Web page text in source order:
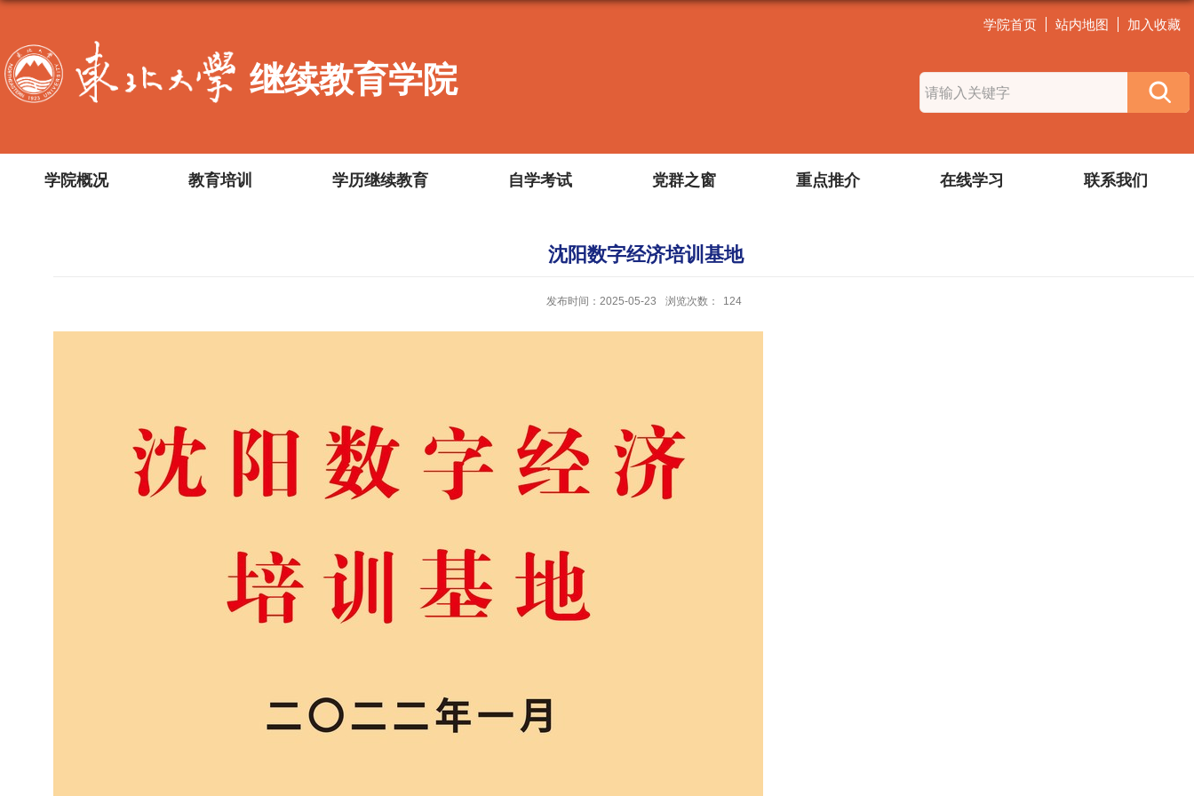
继续教育学院
学院首页 站内地图 加入收藏
学院概况 教育培训 学历继续教育 自学考试 党群之窗 重点推介 在线学习 联系我们
沈阳数字经济培训基地
发布时间：2025-05-23 浏览次数： 124